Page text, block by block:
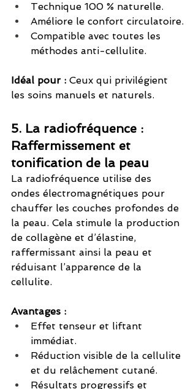
Technique 100 % naturelle.
Améliore le confort circulatoire.
Compatible avec toutes les
méthodes anti-cellulite.
Idéal pour : Ceux qui privilégient
les soins manuels et naturels.
5. La radiofréquence :
Raffermissement et
tonification de la peau
La radiofréquence utilise des
ondes électromagnétiques pour
chauffer les couches profondes de
la peau. Cela stimule la production
de collagène et d’élastine,
raffermissant ainsi la peau et
réduisant l’apparence de la
cellulite.
Avantages :
Effet tenseur et liftant
immédiat.
Réduction visible de la cellulite
et du relâchement cutané.
Résultats progressifs et